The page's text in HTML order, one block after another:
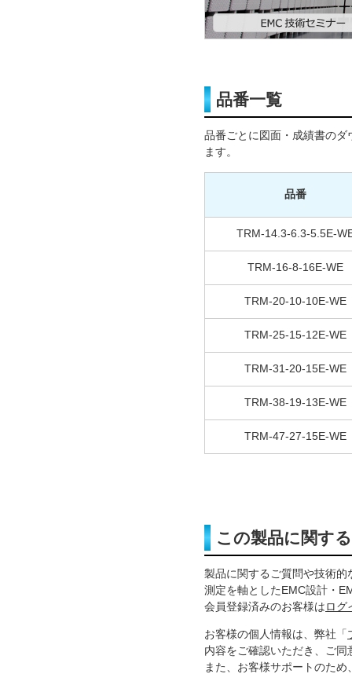
品番一覧
品番ごとに図面・成績書のダ
ます。
品番
TRM-14.3-6.3-5.5E-
TRM-16-8-16E-WE
TRM-20-10-10E-WE
TRM-25-15-12E-WE
TRM-31-20-15E-WE
TRM-38-19-13E-WE
TRM-47-27-15E-WE
この製品に関す
製品に関するご質問や技術
測定を軸としたEMC設計・
会員登録済みのお客様はログ
お客様の個人情報は、弊社「
内容をご確認いただき、ご
また、お客様サポートのた